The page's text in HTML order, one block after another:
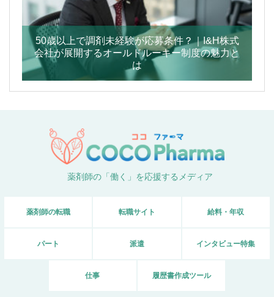
50歳以上で調剤未経験が応募条件？｜I&H株式
会社が展開するオールドルーキー制度の魅力と
は
薬剤師の「働く」を応援するメディア
薬剤師の転職 転職サイト 給料・年収
パート 派遣 インタビュー特集
仕事 履歴書作成ツール